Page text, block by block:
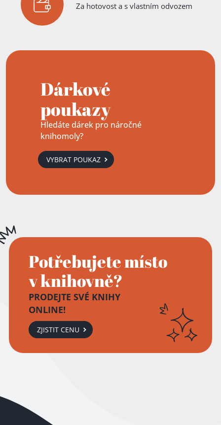
Za hotovost a s vlastním odvozem
Dárkové
poukazy
Hledáte dárek pro náročné
knihomoly?
VYBRAT POUKAZ
Potřebujete místo
v knihovně?
PRODEJTE SVÉ KNIHY
ONLINE!
ZJISTIT CENU